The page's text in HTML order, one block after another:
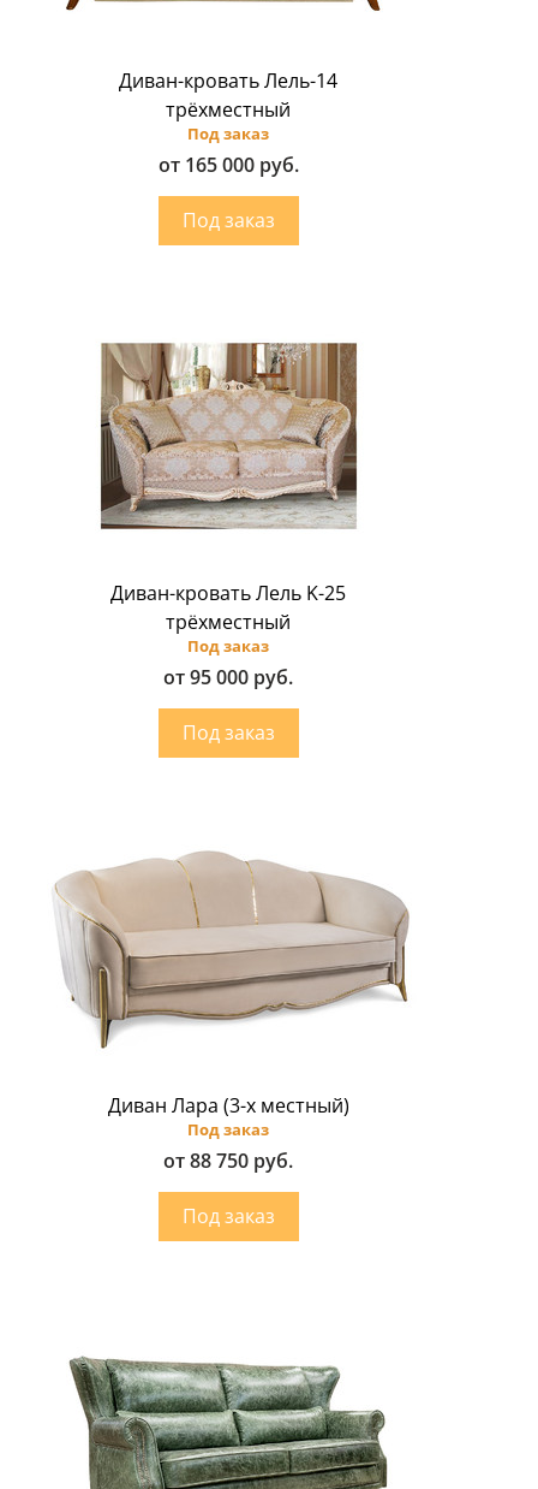
Диван-кровать Лель-14
трёхместный
Под заказ
от 165 000 руб.
Диван-кровать Лель K-25
трёхместный
Под заказ
от 95 000 руб.
Диван Лара (3-х местный)
Под заказ
от 88 750 руб.